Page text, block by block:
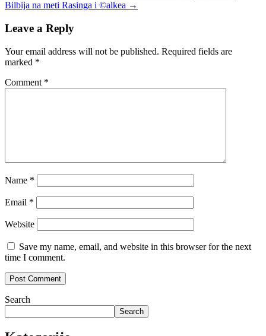
Bilbija na meti Rasinga i ©alkea →
Leave a Reply
Your email address will not be published. Required fields are
marked *
Comment *
Name *
Email *
Website
Save my name, email, and website in this browser for the next
time I comment.
Search
Search